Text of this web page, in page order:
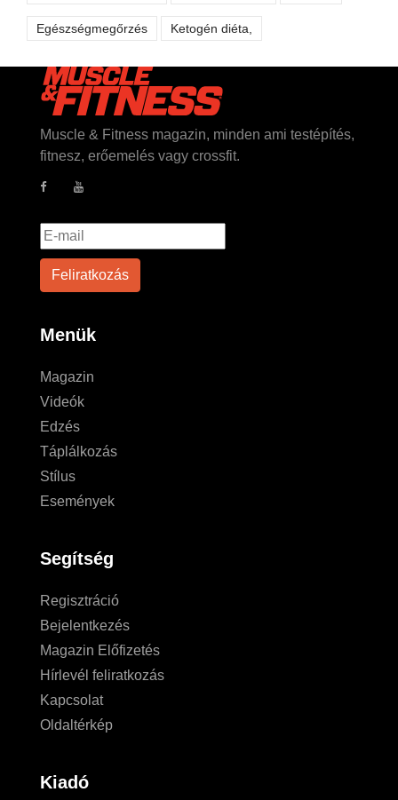
Egészségmegőrzés Ketogén diéta,
Muscle & Fitness magazin, minden ami testépítés,
fitnesz, erőemelés vagy crossfit.
Menük
Magazin
Videók
Edzés
Táplálkozás
Stílus
Események
Segítség
Regisztráció
Bejelentkezés
Magazin Előfizetés
Hírlevél feliratkozás
Kapcsolat
Oldaltérkép
Kiadó